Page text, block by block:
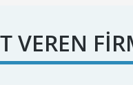
VEREN